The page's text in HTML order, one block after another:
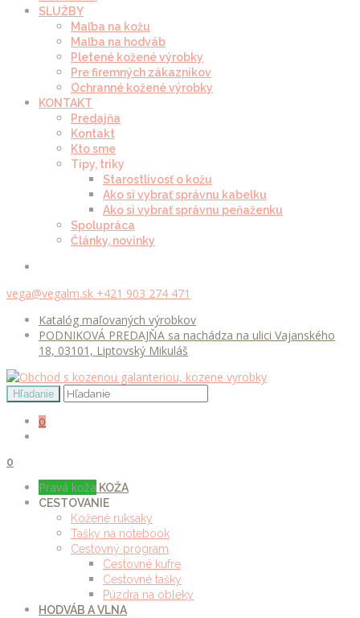
SLUŽBY
Maľba na kožu
Maľba na hodváb
Pletené kožené výrobky
Pre firemných zákazníkov
Ochranné kožené výrobky
KONTAKT
Predajňa
Kontakt
Kto sme
Tipy, triky
Starostlivosť o kožu
Ako si vybrať správnu kabelku
Ako si vybrať správnu peňaženku
Spolupráca
Články, novinky
vega@vegalm.sk +421 903 274 471
Katalóg maľovaných výrobkov
PODNIKOVÁ PREDAJŇA sa nachádza na ulici Vajanského
18, 03101, Liptovský Mikuláš
0
0
Pravá koža KOŽA
CESTOVANIE
Kožené ruksaky
Tašky na notebook
Cestovný program
Cestovné kufre
Cestovné tašky
Púzdra na obleky
HODVÁB A VLNA